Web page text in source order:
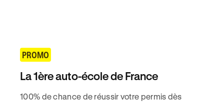
PROMO
La 1ère auto-école de France
100% de chance de réussir votre permis dès